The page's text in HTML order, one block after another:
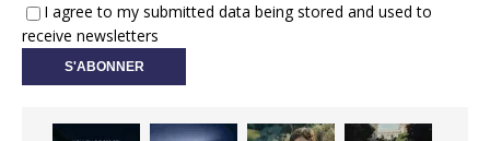
I agree to my submitted data being stored and used to
receive newsletters